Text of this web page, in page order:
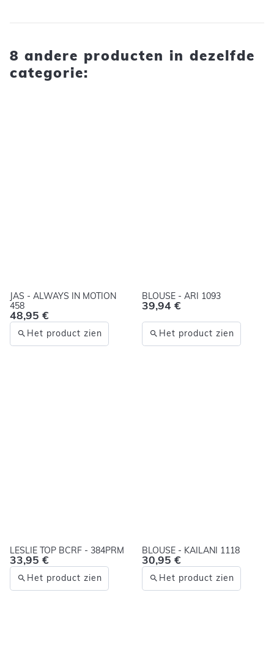
8 andere producten in dezelfde
categorie:
JAS - ALWAYS IN MOTION
458
48,95 €
Het product zien
BLOUSE - ARI 1093
39,94 €
Het product zien
LESLIE TOP BCRF - 384PRM
33,95 €
Het product zien
BLOUSE - KAILANI 1118
30,95 €
Het product zien